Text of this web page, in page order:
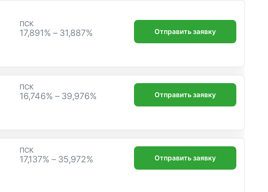
ПСК
17,891% – 31,887% Отправить заявку
ПСК
16,746% – 39,976% Отправить заявку
ПСК
17,137% – 35,972% Отправить заявку